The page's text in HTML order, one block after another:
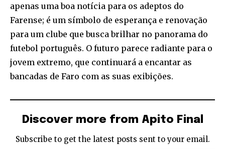
apenas uma boa notícia para os adeptos do
Farense; é um símbolo de esperança e renovação
para um clube que busca brilhar no panorama do
futebol português. O futuro parece radiante para o
jovem extremo, que continuará a encantar as
bancadas de Faro com as suas exibições.
Discover more from Apito Final
Subscribe to get the latest posts sent to your email.